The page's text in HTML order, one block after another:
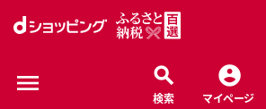
検索 マイページ